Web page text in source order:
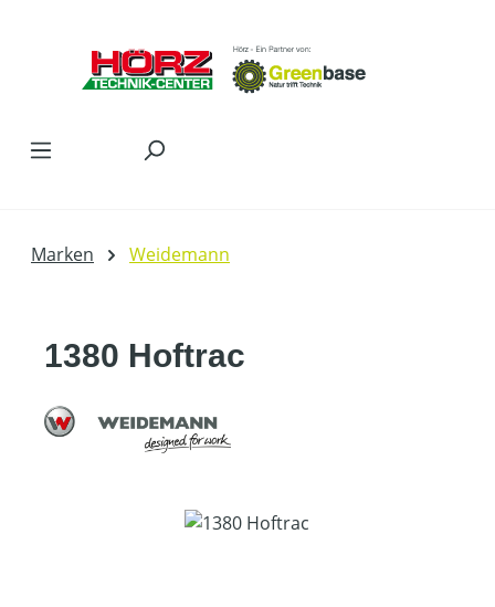
Marken Weidemann
1380 Hoftrac
Bildergalerie überspringen